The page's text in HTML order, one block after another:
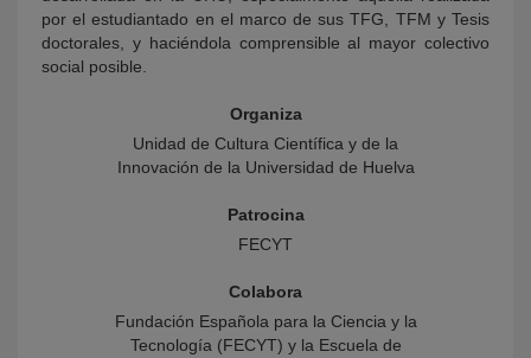
por el estudiantado en el marco de sus TFG, TFM y Tesis
doctorales, y haciéndola comprensible al mayor colectivo
social posible.
Organiza
Unidad de Cultura Científica y de la
Innovación de la Universidad de Huelva
Patrocina
FECYT
Colabora
Fundación Española para la Ciencia y la
Tecnología (FECYT) y la Escuela de